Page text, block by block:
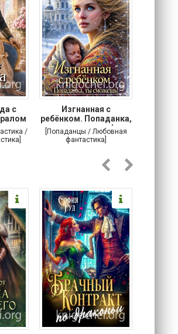
с
/
Изгнанная с
ребёнком. Попаданка,
ты сможешь!
[Попаданцы / Любовная
фантастика]